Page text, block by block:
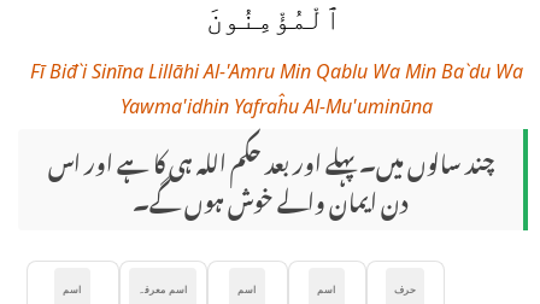
ٱلْمُؤْمِنُونَ
Fī Biđ`i Sinīna Lillāhi Al-'Amru Min Qablu Wa Min Ba`du Wa
Yawma'idhin Yafraĥu Al-Mu'uminūna
چند سالوں میں۔ پہلے اور بعد حکم الله ہی کا ہے اور اس
دن ایمان والے خوش ہوں گے۔
حرف اسم اسم اسم معرفہ اسم